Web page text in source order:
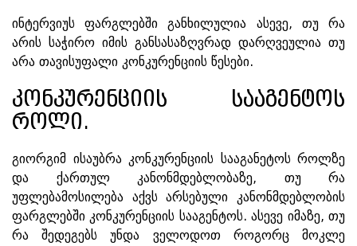
ინტერვიუს ფარგლებში განხილულია ასევე, თუ რა
არის საჭირო იმის განსასაზღვრად დარღვეულია თუ
არა თავისუფალი კონკურენციის წესები.
კონკურენციის სააგენტოს
როლი.
გიორგიმ ისაუბრა კონკურენციის სააგანეტოს როლზე
და ქართულ კანონმდებლობაზე, თუ რა
უფლებამოსილება აქვს არსებული კანონმდებლობის
ფარგლებში კონკურენციის სააგენტოს. ასევე იმაზე, თუ
რა შედეგებს უნდა ველოდოთ როგორც მოკლე